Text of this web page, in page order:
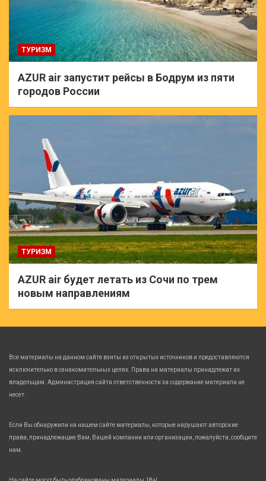
ТУРИЗМ
AZUR air запустит рейсы в Бодрум из пяти
городов России
ТУРИЗМ
AZUR air будет летать из Сочи по трем
новым направлениям
Все материалы на данном сайте взяты из открытых источников и предоставляются
исключительно в ознакомительных целях. Права на материалы принадлежат их
владельцам. Администрация сайта ответственности за содержание материала не
несет.
Если Вы обнаружили на нашем сайте материалы, которые нарушают авторские
права, принадлежащие Вам, Вашей компании или организации, пожалуйста, сообщите
нам.